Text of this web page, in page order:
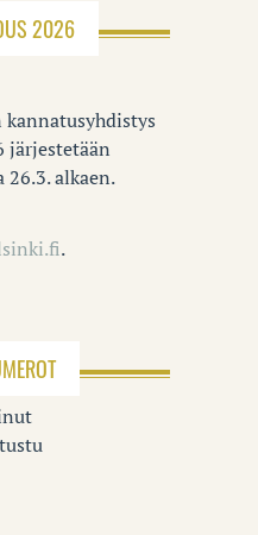
2026
järjestetään
26.3. alkaen.
.